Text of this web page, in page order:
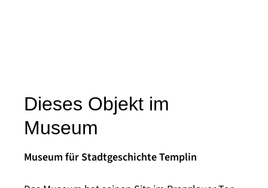
Dieses Objekt im
Museum
Museum für Stadtgeschichte Templin